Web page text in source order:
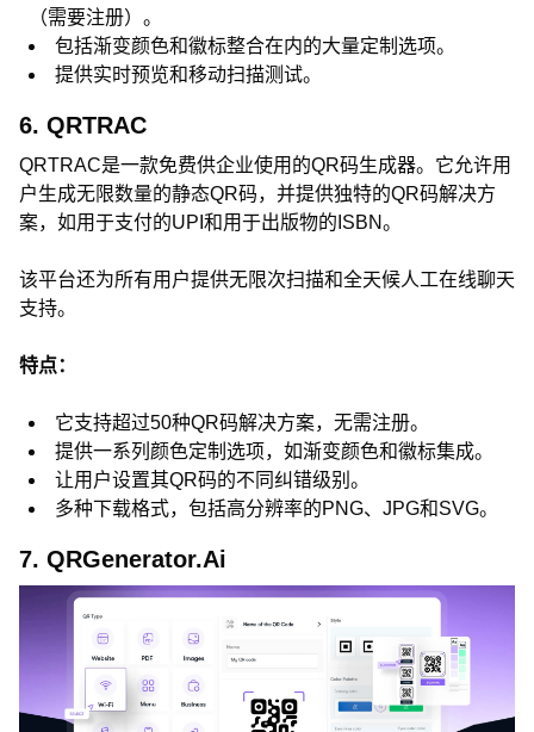
（需要注册）。
包括渐变颜色和徽标整合在内的大量定制选项。
提供实时预览和移动扫描测试。
6. QRTRAC
QRTRAC是一款免费供企业使用的QR码生成器。它允许用
户生成无限数量的静态QR码，并提供独特的QR码解决方
案，如用于支付的UPI和用于出版物的ISBN。
该平台还为所有用户提供无限次扫描和全天候人工在线聊天
支持。
特点：
它支持超过50种QR码解决方案，无需注册。
提供一系列颜色定制选项，如渐变颜色和徽标集成。
让用户设置其QR码的不同纠错级别。
多种下载格式，包括高分辨率的PNG、JPG和SVG。
7. QRGenerator.Ai